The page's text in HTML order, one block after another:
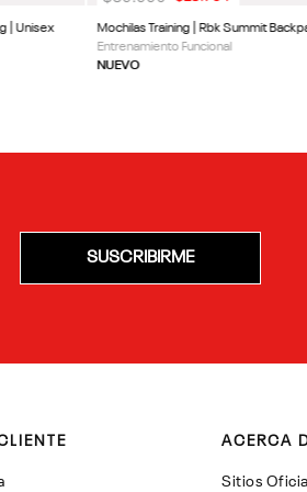
| Unisex
Mochilas Training | Rbk Summit
Entrenamiento Funcional
NUEVO
SUSCRIBIRME
ACERCA
Sitios